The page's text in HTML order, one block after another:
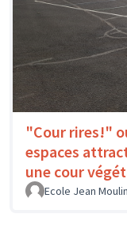
"Cour rires!"
espaces
une cour
Ecole Jean Moulin